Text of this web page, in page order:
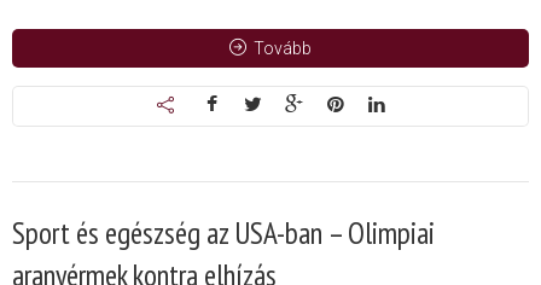
Tovább
Sport és egészség az USA-ban – Olimpiai
aranyérmek kontra elhízás